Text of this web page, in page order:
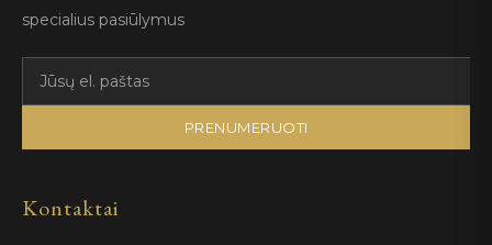
specialius pasiūlymus
PRENUMERUOTI
Kontaktai